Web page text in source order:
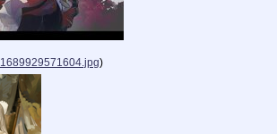
1689929571604.jpg)